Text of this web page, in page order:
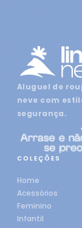
Aluguel de
neve com
segurança.
COLEÇÕES
Home
Acessórios
Feminino
Infantil